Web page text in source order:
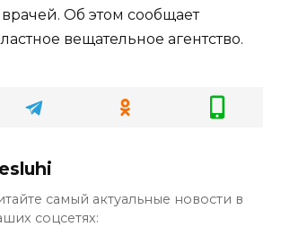
Об этом сообщает
вещательное агентство.
самый актуальные новости в
соцсетях: